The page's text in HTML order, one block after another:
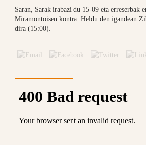
Saran, Sarak irabazi du 15-09 eta erreserbak
Miramontoisen kontra. Heldu den igandean
dira (15:00).